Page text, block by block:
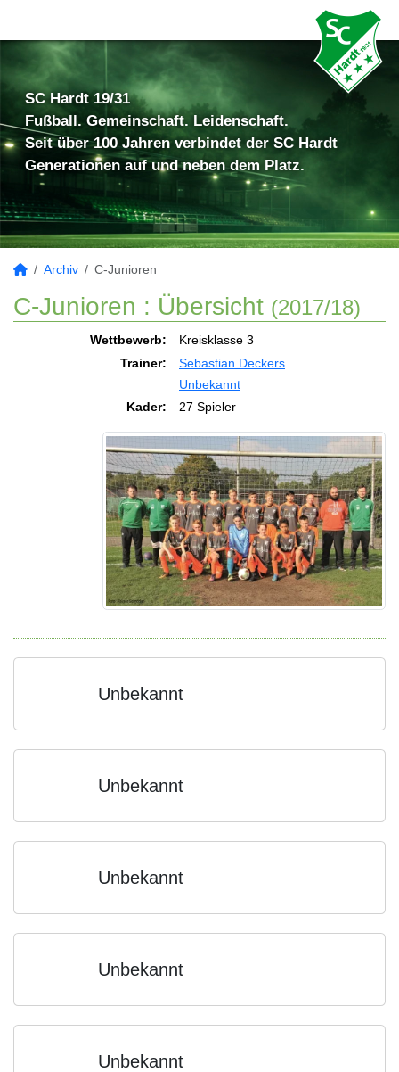
SC Hardt 19/31
Fußball. Gemeinschaft. Leidenschaft.
Seit über 100 Jahren verbindet der SC Hardt
Generationen auf und neben dem Platz.
Archiv C-Junioren
C-Junioren : Übersicht (2017/18)
Wettbewerb:
Kreisklasse 3
Trainer:
Sebastian Deckers
Unbekannt
Kader:
27 Spieler
Unbekannt
Unbekannt
Unbekannt
Unbekannt
Unbekannt